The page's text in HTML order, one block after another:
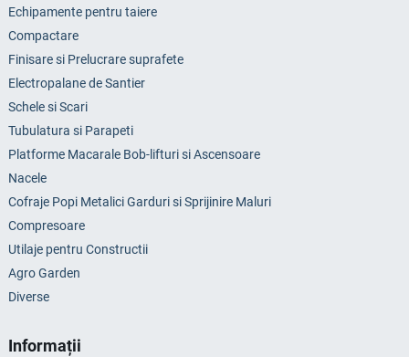
Echipamente pentru taiere
Compactare
Finisare si Prelucrare suprafete
Electropalane de Santier
Schele si Scari
Tubulatura si Parapeti
Platforme Macarale Bob-lifturi si Ascensoare
Nacele
Cofraje Popi Metalici Garduri si Sprijinire Maluri
Compresoare
Utilaje pentru Constructii
Agro Garden
Diverse
Informații